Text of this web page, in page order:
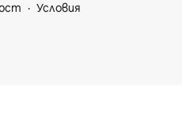
Условия